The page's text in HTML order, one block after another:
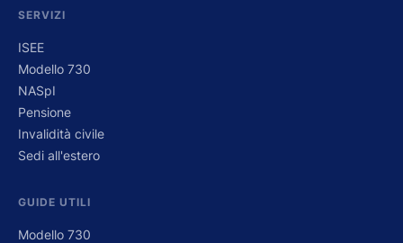
SERVIZI
ISEE
Modello 730
NASpI
Pensione
Invalidità civile
Sedi all'estero
GUIDE UTILI
Modello 730